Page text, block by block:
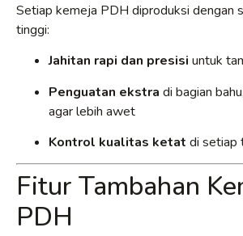
Setiap kemeja PDH diproduksi dengan
tinggi:
Jahitan rapi dan presisi untuk
Penguatan ekstra di bagian
agar lebih awet
Kontrol kualitas ketat di setiap
Fitur Tambahan
PDH